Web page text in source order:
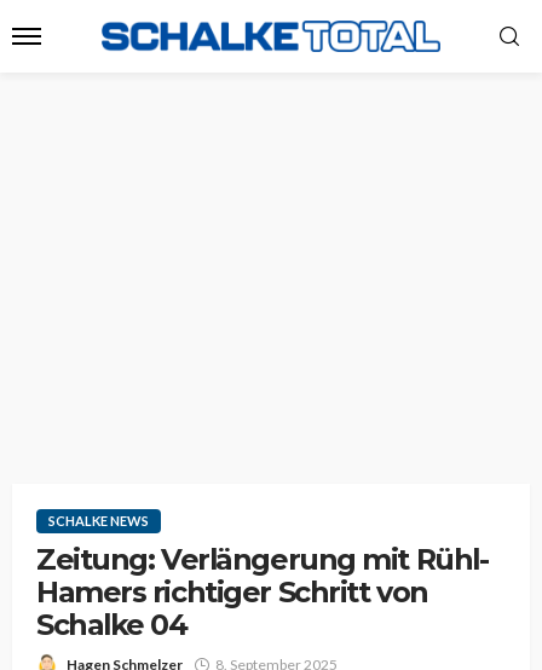
SCHALKE NEWS
Zeitung: Verlängerung mit Rühl-
Hamers richtiger Schritt von
Schalke 04
Hagen Schmelzer 8. September 2025